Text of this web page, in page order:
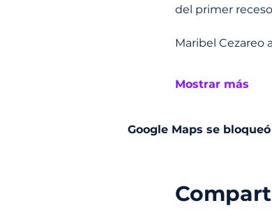
del primer
Maribel Cezareo
Mostrar más
Google Maps se